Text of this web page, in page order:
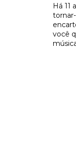
Há 11
você